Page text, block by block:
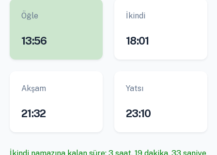
Öğle
13:56
İkindi
18:01
Akşam
21:32
Yatsı
23:10